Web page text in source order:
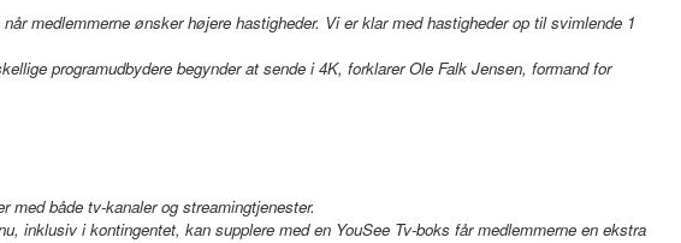
medlemmerne ønsker højere hastigheder. Vi er klar med hastigheder op til svimlende 1
programudbydere begynder at sende i 4K, forklarer Ole Falk Jensen, formand for
med både tv-kanaler og streamingtjenester.
inklusiv i kontingentet, kan supplere med en YouSee Tv-boks får medlemmerne en ekstra